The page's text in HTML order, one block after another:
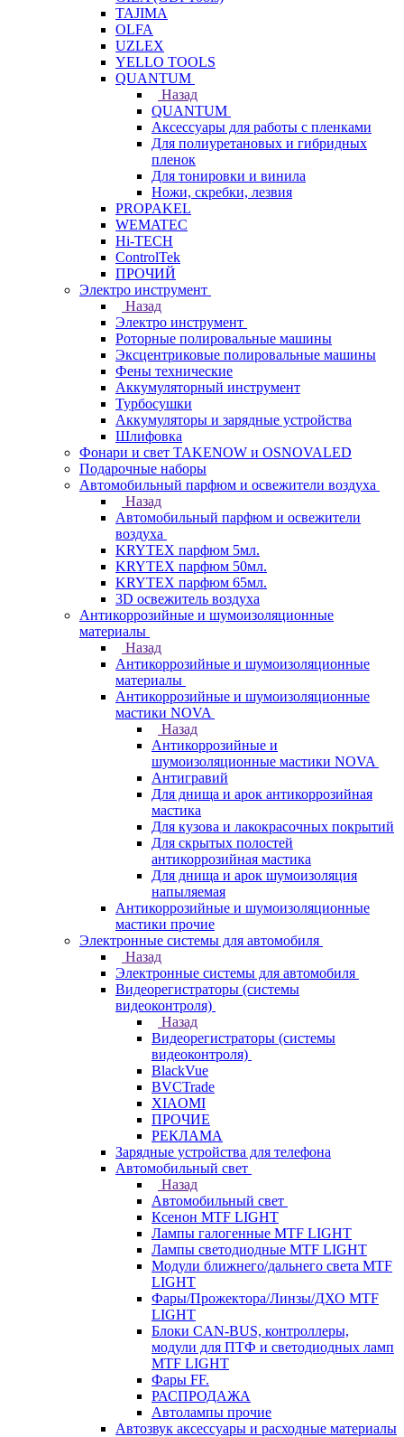
TAJIMA
OLFA
UZLEX
YELLO TOOLS
QUANTUM
Назад
QUANTUM
Аксессуары для работы с пленками
Для полиуретановых и гибридных
пленок
Для тонировки и винила
Ножи, скребки, лезвия
PROPAKEL
WEMATEC
Hi-TECH
ControlTek
ПРОЧИЙ
Электро инструмент
Назад
Электро инструмент
Роторные полировальные машины
Эксцентриковые полировальные машины
Фены технические
Аккумуляторный инструмент
Турбосушки
Аккумуляторы и зарядные устройства
Шлифовка
Фонари и свет TAKENOW и OSNOVALED
Подарочные наборы
Автомобильный парфюм и освежители воздуха
Назад
Автомобильный парфюм и освежители
воздуха
KRYTEX парфюм 5мл.
KRYTEX парфюм 50мл.
KRYTEX парфюм 65мл.
3D освежитель воздуха
Антикоррозийные и шумоизоляционные
материалы
Назад
Антикоррозийные и шумоизоляционные
материалы
Антикоррозийные и шумоизоляционные
мастики NOVA
Назад
Антикоррозийные и
шумоизоляционные мастики NOVA
Антигравий
Для днища и арок антикоррозийная
мастика
Для кузова и лакокрасочных покрытий
Для скрытых полостей
антикоррозийная мастика
Для днища и арок шумоизоляция
напыляемая
Антикоррозийные и шумоизоляционные
мастики прочие
Электронные системы для автомобиля
Назад
Электронные системы для автомобиля
Видеорегистраторы (системы
видеоконтроля)
Назад
Видеорегистраторы (системы
видеоконтроля)
BlackVue
BVCTrade
XIAOMI
ПРОЧИЕ
РЕКЛАМА
Зарядные устройства для телефона
Автомобильный свет
Назад
Автомобильный свет
Ксенон MTF LIGHT
Лампы галогенные MTF LIGHT
Лампы светодиодные MTF LIGHT
Модули ближнего/дальнего света MTF
LIGHT
Фары/Прожектора/Линзы/ДХО MTF
LIGHT
Блоки CAN-BUS, контроллеры,
модули для ПТФ и светодиодных ламп
MTF LIGHT
Фары FF.
РАСПРОДАЖА
Автолампы прочие
Автозвук аксессуары и расходные материалы